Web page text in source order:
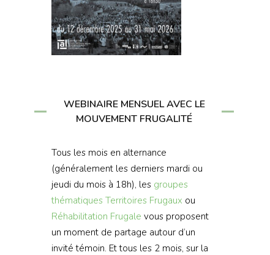
WEBINAIRE MENSUEL AVEC LE
MOUVEMENT FRUGALITÉ
Tous les mois en alternance
(généralement les derniers mardi ou
jeudi du mois à 18h), les groupes
thématiques Territoires Frugaux ou
Réhabilitation Frugale vous proposent
un moment de partage autour d’un
invité témoin. Et tous les 2 mois, sur la